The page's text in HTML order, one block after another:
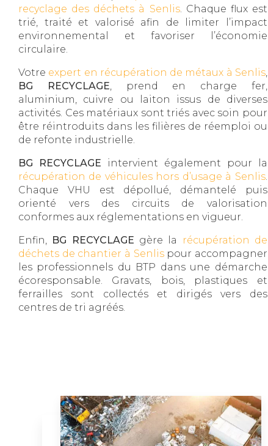
recyclage des déchets à Senlis. Chaque flux est
trié, traité et valorisé afin de limiter l’impact
environnemental et favoriser l’économie
circulaire.
Votre expert en récupération de métaux à Senlis,
BG RECYCLAGE, prend en charge fer,
aluminium, cuivre ou laiton issus de diverses
activités. Ces matériaux sont triés avec soin pour
être réintroduits dans les filières de réemploi ou
de refonte industrielle.
BG RECYCLAGE intervient également pour la
récupération de véhicules hors d’usage à Senlis.
Chaque VHU est dépollué, démantelé puis
orienté vers des circuits de valorisation
conformes aux réglementations en vigueur.
Enfin, BG RECYCLAGE gère la
récupération de
déchets de chantier à Senlispour accompagner
les professionnels du BTP dans une démarche
écoresponsable. Gravats, bois, plastiques et
ferrailles sont collectés et dirigés vers des
centres de tri agréés.